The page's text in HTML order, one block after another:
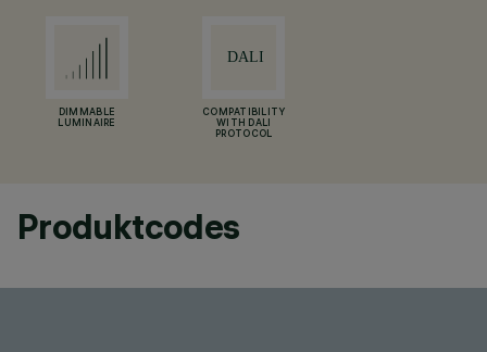
DIMMABLE
LUMINAIRE
COMPATIBILITY
WITH DALI
PROTOCOL
Produktcodes